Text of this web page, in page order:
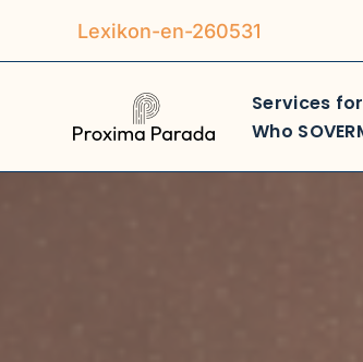
Skip
content
Lexikon-en-260531
Services
Who